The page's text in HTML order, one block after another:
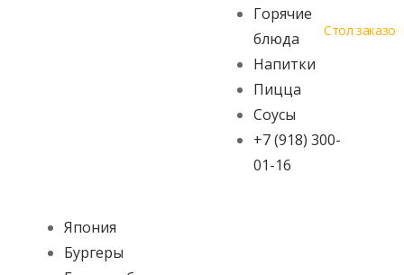
Горячие
блюда
Напитки
Пицца
Соусы
+7 (918) 300-
01-16
Стол заказов
Япония
Бургеры